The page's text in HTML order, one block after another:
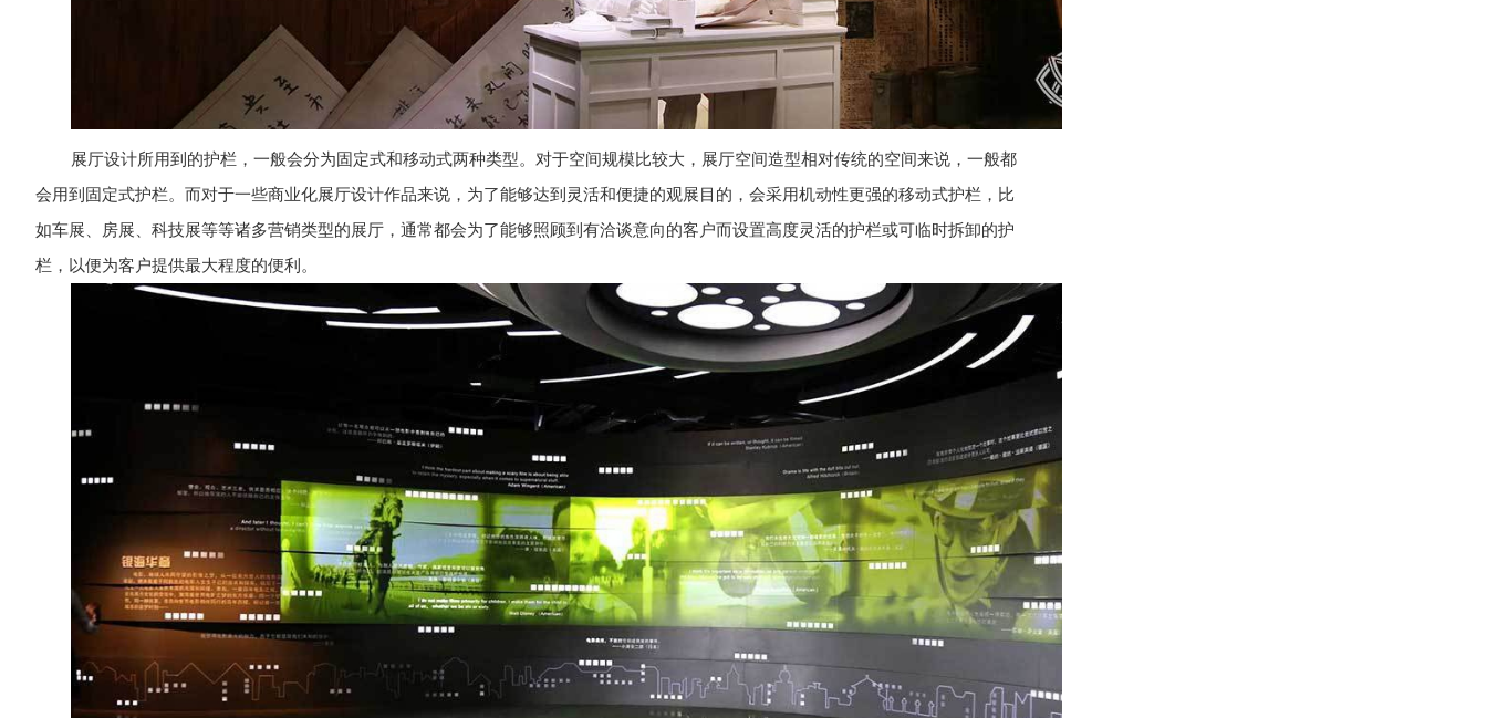
展厅设计所用到的护栏，一般会分为固定式和移动式两种类型。对于空间规模比较大，展厅空间造型相对传统的空间来说，一般都
会用到固定式护栏。而对于一些商业化展厅设计作品来说，为了能够达到灵活和便捷的观展目的，会采用机动性更强的移动式护栏，比
如车展、房展、科技展等等诸多营销类型的展厅，通常都会为了能够照顾到有洽谈意向的客户而设置高度灵活的护栏或可临时拆卸的护
栏，以便为客户提供最大程度的便利。